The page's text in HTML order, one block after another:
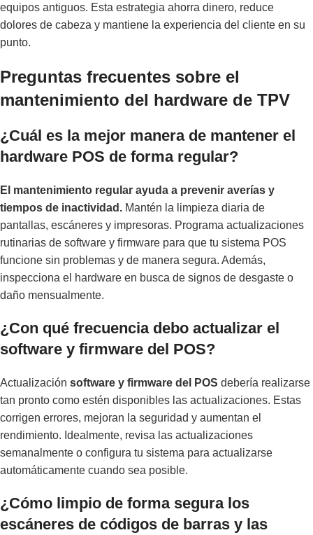
equipos antiguos. Esta estrategia ahorra dinero, reduce
dolores de cabeza y mantiene la experiencia del cliente en su
punto.
Preguntas frecuentes sobre el
mantenimiento del hardware de TPV
¿Cuál es la mejor manera de mantener el
hardware POS de forma regular?
El mantenimiento regular ayuda a prevenir averías y
tiempos de inactividad. Mantén la limpieza diaria de
pantallas, escáneres y impresoras. Programa actualizaciones
rutinarias de software y firmware para que tu sistema POS
funcione sin problemas y de manera segura. Además,
inspecciona el hardware en busca de signos de desgaste o
daño mensualmente.
¿Con qué frecuencia debo actualizar el
software y firmware del POS?
Actualización software y firmware del POS debería realizarse
tan pronto como estén disponibles las actualizaciones. Estas
corrigen errores, mejoran la seguridad y aumentan el
rendimiento. Idealmente, revisa las actualizaciones
semanalmente o configura tu sistema para actualizarse
automáticamente cuando sea posible.
¿Cómo limpio de forma segura los
escáneres de códigos de barras y las